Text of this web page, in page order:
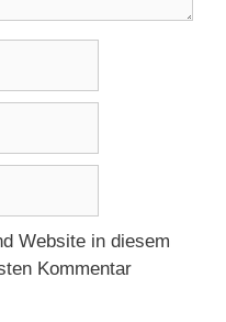
Website in diesem
Kommentar